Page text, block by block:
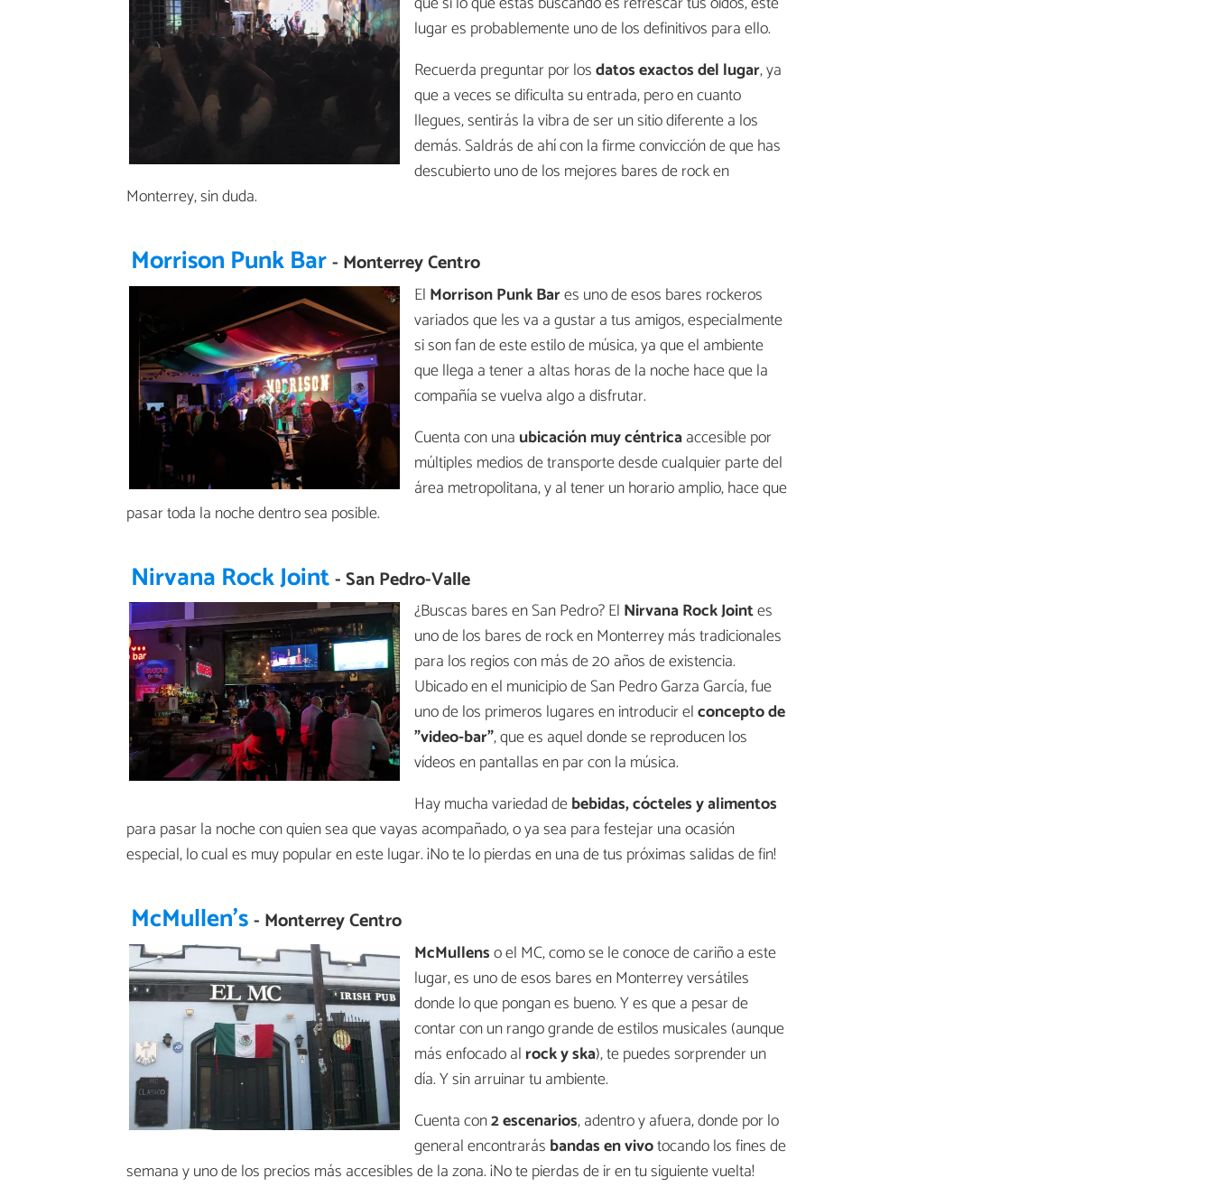
lugar es probablemente uno de los definitivos para ello.
Recuerda preguntar por losdatos exactos del lugar, ya
que a veces se dificulta su entrada, pero en cuanto
llegues, sentirás la vibra de ser un sitio diferente a los
demás. Saldrás de ahí con la firme convicción de que has
descubierto uno de los mejores bares de rock en
Monterrey, sin duda.
Morrison Punk Bar- Monterrey Centro
El Morrison Punk Bares uno de esos bares rockeros
variados que les va a gustar a tus amigos, especialmente
si son fan de este estilo de música, ya que el ambiente
que llega a tener a altas horas de la noche hace que la
compañía se vuelva algo a disfrutar.
Cuenta con una ubicación muy céntricaaccesible por
múltiples medios de transporte desde cualquier parte del
área metropolitana, y al tener un horario amplio, hace que
pasar toda la noche dentro sea posible.
Nirvana Rock Joint- San Pedro-Valle
¿Buscas bares en San Pedro? El Nirvana Rock Jointes
uno de los bares de rock en Monterrey más tradicionales
para los regios con más de 20 años de existencia.
Ubicado en el municipio de San Pedro Garza García, fue
uno de los primeros lugares en introducir elconcepto de
"video-bar", que es aquel donde se reproducen los
vídeos en pantallas en par con la música.
Hay mucha variedad debebidas, cócteles y alimentos
para pasar la noche con quien sea que vayas acompañado, o ya sea para festejar una ocasión
especial, lo cual es muy popular en este lugar. ¡No te lo pierdas en una de tus próximas salidas de fin!
McMullen's- Monterrey Centro
McMullenso el MC, como se le conoce de cariño a este
lugar, es uno de esos bares en Monterrey versátiles
donde lo que pongan es bueno. Y es que a pesar de
contar con un rango grande de estilos musicales (aunque
más enfocado al rock y ska), te puedes sorprender un
día. Y sin arruinar tu ambiente.
Cuenta con2 escenarios, adentro y afuera, donde por lo
general encontrarás bandas en vivotocando los fines de
semana y uno de los precios más accesibles de la zona. ¡No te pierdas de ir en tu siguiente vuelta!